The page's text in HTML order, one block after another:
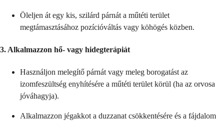
Öleljen át egy kis, szilárd párnát a műtéti terület
megtámasztásához pozícióváltás vagy köhögés közben.
3. Alkalmazzon hő- vagy hidegterápiát
Használjon melegítő párnát vagy meleg borogatást az
izomfeszültség enyhítésére a műtéti terület körül (ha az orvosa
jóváhagyja).
Alkalmazzon jégakkot a duzzanat csökkentésére és a fájdalom